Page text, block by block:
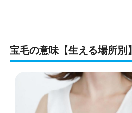
宝毛の意味【生える場所別】